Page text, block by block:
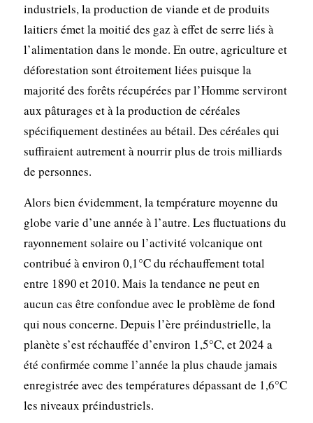
industriels, la production de viande et de produits
laitiers émet la moitié des gaz à effet de serre liés à
l’alimentation dans le monde. En outre, agriculture et
déforestation sont étroitement liées puisque la
majorité des forêts récupérées par l’Homme serviront
aux pâturages et à la production de céréales
spécifiquement destinées au bétail. Des céréales qui
suffiraient autrement à nourrir plus de trois milliards
de personnes.
Alors bien évidemment, la température moyenne du
globe varie d’une année à l’autre. Les fluctuations du
rayonnement solaire ou l’activité volcanique ont
contribué à environ 0,1°C du réchauffement total
entre 1890 et 2010. Mais la tendance ne peut en
aucun cas être confondue avec le problème de fond
qui nous concerne. Depuis l’ère préindustrielle, la
planète s’est réchauffée d’environ 1,5°C, et 2024 a
été confirmée comme l’année la plus chaude jamais
enregistrée avec des températures dépassant de 1,6°C
les niveaux préindustriels.